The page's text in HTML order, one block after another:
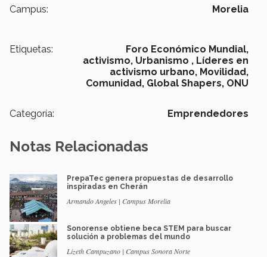
Campus: Morelia
Etiquetas:
Foro Económico Mundial,
activismo, Urbanismo , Líderes en
activismo urbano, Movilidad,
Comunidad, Global Shapers, ONU
Categoría: Emprendedores
Notas Relacionadas
PrepaTec genera propuestas de desarrollo
inspiradas en Cherán
Armando Angeles | Campus Morelia
Sonorense obtiene beca STEM para buscar
solución a problemas del mundo
Lizeth Campuzano | Campus Sonora Norte